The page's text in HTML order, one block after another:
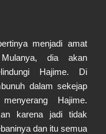
menjadi amat
dia akan
Hajime. Di
dalam sekejap
Hajime.
karena jadi tidak
dan itu semua